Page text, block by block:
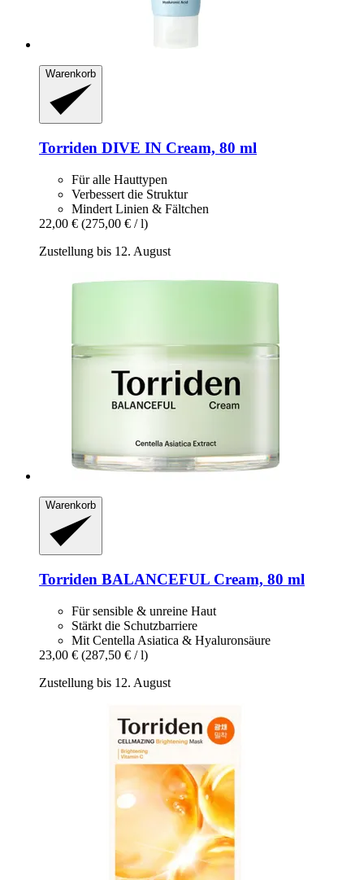
Warenkorb
Torriden DIVE IN Cream, 80 ml
Für alle Hauttypen
Verbessert die Struktur
Mindert Linien & Fältchen
22,00 € (275,00 € / l)
Zustellung bis 12. August
Warenkorb
Torriden BALANCEFUL Cream, 80 ml
Für sensible & unreine Haut
Stärkt die Schutzbarriere
Mit Centella Asiatica & Hyaluronsäure
23,00 € (287,50 € / l)
Zustellung bis 12. August